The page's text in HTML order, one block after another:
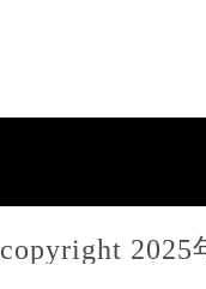
copyright